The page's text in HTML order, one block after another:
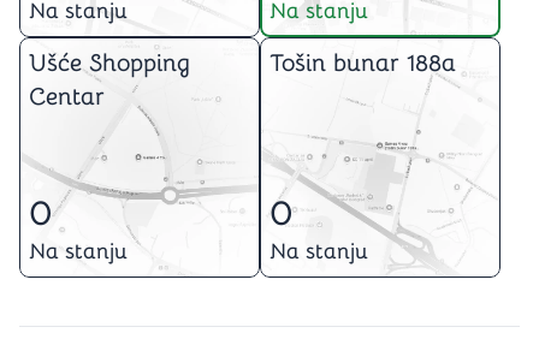
Na stanju Na stanju
Ušće Shopping
Centar
0
Na stanju
Tošin bunar 188a
0
Na stanju